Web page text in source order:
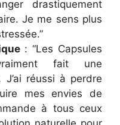
drastiquement
Je me sens plus
: “Les Capsules
fait une
réussi à perdre
mes envies de
à tous ceux